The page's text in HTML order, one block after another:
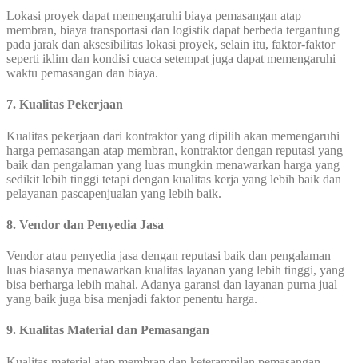
Lokasi proyek dapat memengaruhi biaya pemasangan atap
membran, biaya transportasi dan logistik dapat berbeda tergantung
pada jarak dan aksesibilitas lokasi proyek, selain itu, faktor-faktor
seperti iklim dan kondisi cuaca setempat juga dapat memengaruhi
waktu pemasangan dan biaya.
7. Kualitas Pekerjaan
Kualitas pekerjaan dari kontraktor yang dipilih akan memengaruhi
harga pemasangan atap membran, kontraktor dengan reputasi yang
baik dan pengalaman yang luas mungkin menawarkan harga yang
sedikit lebih tinggi tetapi dengan kualitas kerja yang lebih baik dan
pelayanan pascapenjualan yang lebih baik.
8. Vendor dan Penyedia Jasa
Vendor atau penyedia jasa dengan reputasi baik dan pengalaman
luas biasanya menawarkan kualitas layanan yang lebih tinggi, yang
bisa berharga lebih mahal. Adanya garansi dan layanan purna jual
yang baik juga bisa menjadi faktor penentu harga.
9. Kualitas Material dan Pemasangan